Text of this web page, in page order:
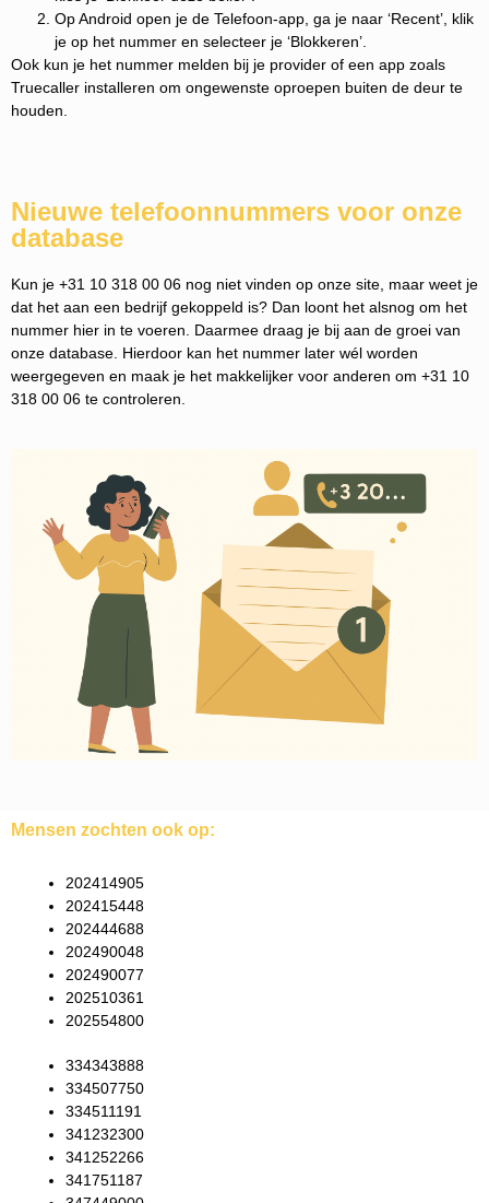
Op Android open je de Telefoon-app, ga je naar ‘Recent’, klik
je op het nummer en selecteer je ‘Blokkeren’.
Ook kun je het nummer melden bij je provider of een app zoals
Truecaller installeren om ongewenste oproepen buiten de deur te
houden.
Nieuwe telefoonnummers voor onze
database
Kun je +31 10 318 00 06 nog niet vinden op onze site, maar weet je
dat het aan een bedrijf gekoppeld is? Dan loont het alsnog om het
nummer hier in te voeren. Daarmee draag je bij aan de groei van
onze database. Hierdoor kan het nummer later wél worden
weergegeven en maak je het makkelijker voor anderen om +31 10
318 00 06 te controleren.
Mensen zochten ook op:
202414905
202415448
202444688
202490048
202490077
202510361
202554800
334343888
334507750
334511191
341232300
341252266
341751187